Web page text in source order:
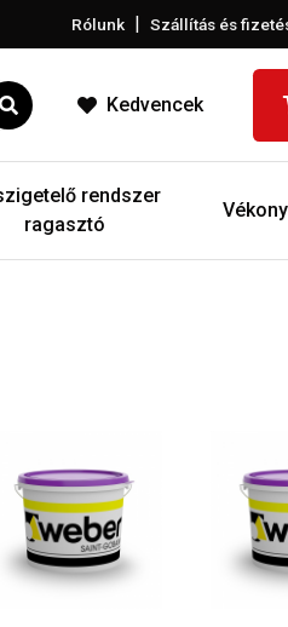
Rólunk | Szállítás és
Kedvencek
rendszer
ragasztó